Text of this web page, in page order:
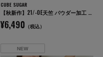
CUBE SUGAR
【秋新作】21/-OE天竺 パウダー加工 ラグラン 6分袖 ロゴプリント Tシャツ
¥6,490 （税込）
NEW